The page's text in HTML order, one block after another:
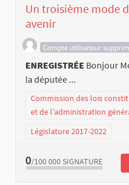
Un troisième mode
avenir
Compte utilisateur
ENREGISTRÉE Bonjour
la députée ...
Commission des lois
et de l’administration
Législature 2017-2022
0/100 000 SIGNATURE